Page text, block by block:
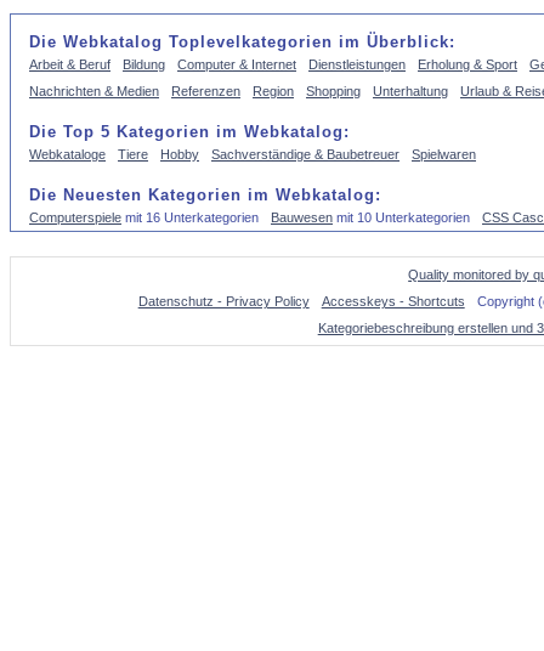
Die Webkatalog Toplevelkategorien im Überblick:
Arbeit & Beruf Bildung Computer & Internet Dienstleistungen Erholung & Sport
Nachrichten & Medien
Referenzen Region Shopping Unterhaltung Urlaub &
Die Top 5 Kategorien im Webkatalog:
Webkataloge Tiere Hobby Sachverständige & Baubetreuer Spielwaren
Die Neuesten Kategorien im Webkatalog:
Computerspiele mit 16 Unterkategorien Bauwesen mit 10 Unterkategorien CSS
Quality monitored by
Datenschutz - Privacy Policy
Accesskeys - Shortcuts
Copyright
Kategoriebeschreibung erstellen und